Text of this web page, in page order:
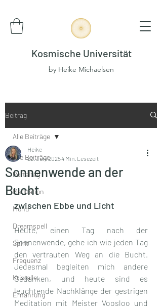
Kosmische Universität
by Heike Michaelsen
Beitrag
Alle Beiträge
Portaltag
Meditation
Mond
Dreamspell
Spirit
Frequenz
Kristalle
Ernährung
Alle Beiträge
Sonnenwende an der
Bucht
Heike
22. Juni 20254 Min. Lesezeit
zwischen Ebbe und Licht
Heute, einen Tag nach der
Sonnenwende, gehe ich wie jeden Tag
den vertrauten Weg an die Bucht.
Jedesmal begleiten mich andere
Gedanken, und heute sind es
leuchtende Nachklänge der gestrigen
Meditation mit Meister Voosloo und